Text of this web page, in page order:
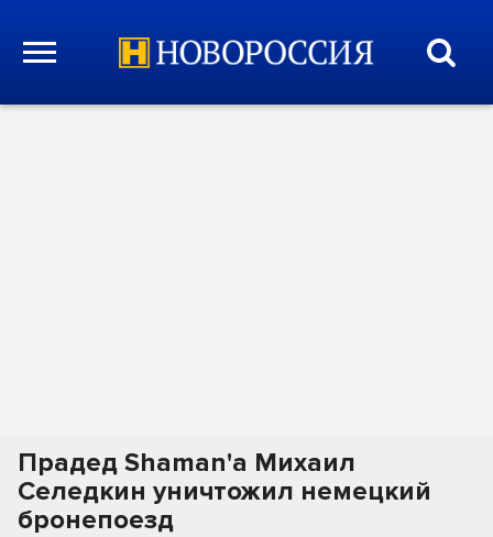
Прадед Shaman'а Михаил
Селедкин уничтожил немецкий
бронепоезд